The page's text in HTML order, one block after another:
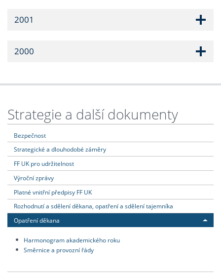
2001
2000
Strategie a další dokumenty
Bezpečnost
Strategické a dlouhodobé záměry
FF UK pro udržitelnost
Výroční zprávy
Platné vnitřní předpisy FF UK
Rozhodnutí a sdělení děkana, opatření a sdělení tajemníka
Opatření děkana
Harmonogram akademického roku
Směrnice a provozní řády